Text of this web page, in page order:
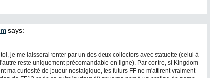
says:
je me laisserai tenter par un des deux collectors avec statuette (celui à
reste uniquement précomandable en ligne). Par contre, si Kingdom
ma curiosité de joueur nostalgique, les futurs FF ne m'attirent vraiment